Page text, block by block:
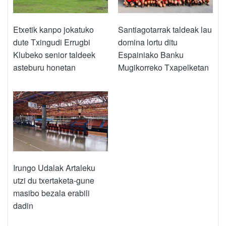
Etxetik kanpo jokatuko
dute Txingudi Errugbi
Klubeko senior taldeek
asteburu honetan
Santiagotarrak taldeak lau
domina lortu ditu
Espainiako Banku
Mugikorreko Txapelketan
Irungo Udalak Artaleku
utzi du txertaketa-gune
masibo bezala erabili
dadin